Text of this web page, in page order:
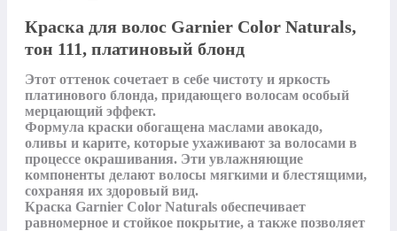
Краска для волос Garnier Color Naturals,
тон 111, платиновый блонд
Этот оттенок сочетает в себе чистоту и яркость
платинового блонда, придающего волосам особый
мерцающий эффект.
Формула краски обогащена маслами авокадо,
оливы и карите, которые ухаживают за волосами в
процессе окрашивания. Эти увлажняющие
компоненты делают волосы мягкими и блестящими,
сохраняя их здоровый вид.
Краска Garnier Color Naturals обеспечивает
равномерное и стойкое покрытие, а также позволяет